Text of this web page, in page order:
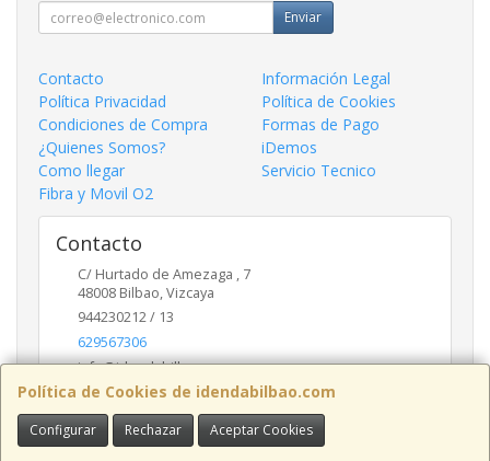
Política de Cookies de idendabilbao.com
Configurar Rechazar Aceptar Cookies
Enviar
Contacto
Información Legal
Política Privacidad
Política de Cookies
Condiciones de Compra
Formas de Pago
¿Quienes Somos?
iDemos
Como llegar
Servicio Tecnico
Fibra y Movil O2
Contacto
C/ Hurtado de Amezaga , 7
48008 Bilbao,Vizcaya
944230212 / 13
629567306
info@idendabilbao.com
Horario